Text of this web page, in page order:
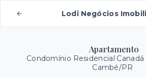
Lodi Negócios
Apartamento
Condomínio Residencial Canadá
Cambé/PR